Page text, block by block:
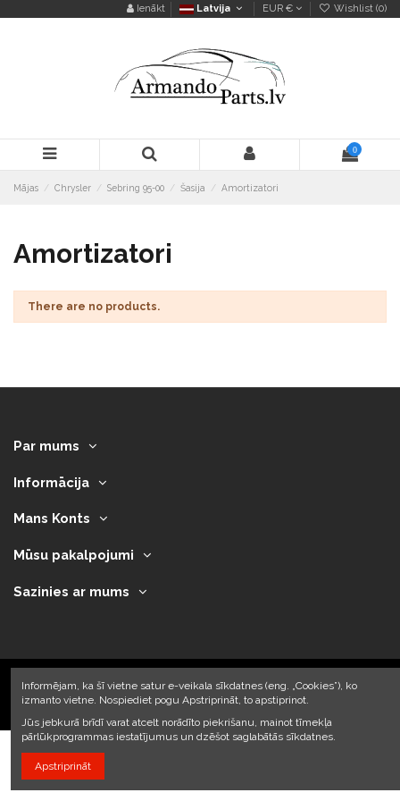
Ienākt Latvija EUR € Wishlist (0)
0
Mājas Chrysler Sebring 95-00 Šasija Amortizatori
Amortizatori
There are no products.
Par mums
Informācija
Mans Konts
Mūsu pakalpojumi
Sazinies ar mums
2023 © Armando Auto SIA
Informējam, ka šī vietne satur e-veikala sīkdatnes (eng. „Cookies”), ko
izmanto vietne. Nospiediet pogu Apstriprināt, to apstiprinot.
Jūs jebkurā brīdī varat atcelt norādīto piekrišanu, mainot tīmekļa
pārlūkprogrammas iestatījumus un dzēšot saglabātās sīkdatnes.
Apstriprināt